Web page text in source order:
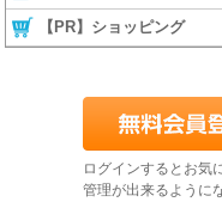
【PR】ショッピング
ログインするとお気
管理が出来るように